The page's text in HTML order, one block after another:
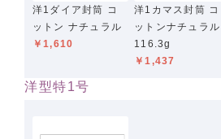
洋1ダイア封筒 コ
ットン ナチュラル
￥1,610
洋1カマス封筒 コ
ットンナチュラル
116.3g
￥1,437
洋型特1号